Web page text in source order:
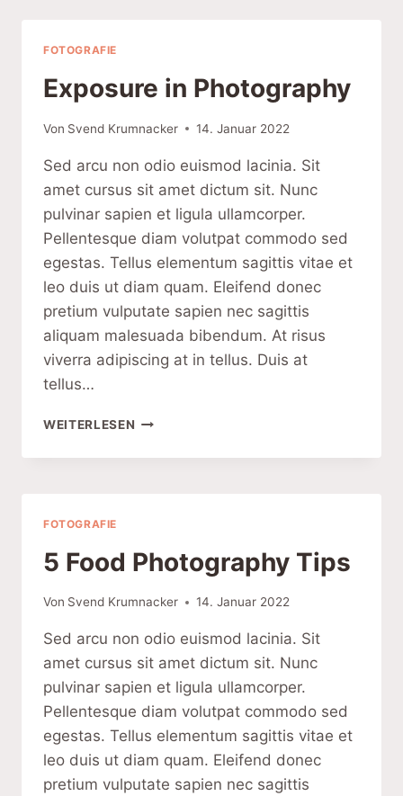
FOTOGRAFIE
Exposure in Photography
Von Svend Krumnacker 14. Januar 2022
Sed arcu non odio euismod lacinia. Sit
amet cursus sit amet dictum sit. Nunc
pulvinar sapien et ligula ullamcorper.
Pellentesque diam volutpat commodo sed
egestas. Tellus elementum sagittis vitae et
leo duis ut diam quam. Eleifend donec
pretium vulputate sapien nec sagittis
aliquam malesuada bibendum. At risus
viverra adipiscing at in tellus. Duis at
tellus…
WEITERLESEN EXPOSURE
PHOTOGRAPHY
FOTOGRAFIE
5 Food Photography Tips
Von Svend Krumnacker 14. Januar 2022
Sed arcu non odio euismod lacinia. Sit
amet cursus sit amet dictum sit. Nunc
pulvinar sapien et ligula ullamcorper.
Pellentesque diam volutpat commodo sed
egestas. Tellus elementum sagittis vitae et
leo duis ut diam quam. Eleifend donec
pretium vulputate sapien nec sagittis